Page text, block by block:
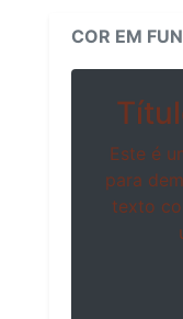
COR EM
Este é
para
texto